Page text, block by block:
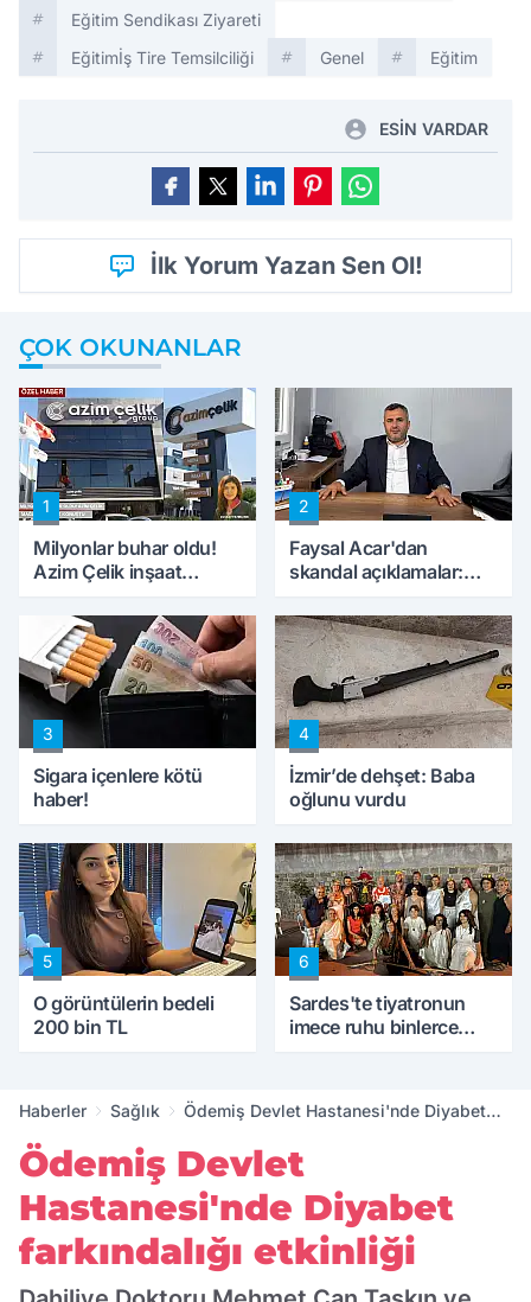
Eğitim Sendikası Ziyareti
Eğitimİş Tire Temsilciliği
Genel Eğitim
ESİN VARDAR
İlk Yorum Yazan Sen Ol!
ÇOK OKUNANLAR
1
Milyonlar buhar oldu!
Azim Çelik inşaat
konuştu
2
Faysal Acar'dan
skandal açıklamalar:
peynircilerimizi de
kıskaca aldı, müdahale
ettik'
3
Sigara içenlere kötü
haber!
4
İzmir’de dehşet: Baba
oğlunu vurdu
5
O görüntülerin bedeli
200 bin TL
6
Sardes'te tiyatronun
imece ruhu binlerce
Haberler Sağlık
Ödemiş Devlet Hastanesi'nde Diyabet
Ödemiş Devlet
Hastanesi'nde Diyabet
farkındalığı etkinliği